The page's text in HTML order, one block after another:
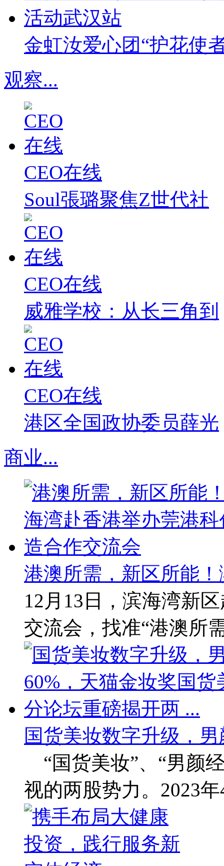
金虹汝爱心团“护花使
观察...
CEO在线
Soul張璐聚焦Z世代社
CEO在线
威雅学校：从长三角到
CEO在线
港区全国政协委员薛光
商业...
港澳所需，新区所能
12月13日，滨海湾新
交流会，找准“港澳所
国货美妆数字升级，
“国货美妆”、“男颜
视的两股势力。2023